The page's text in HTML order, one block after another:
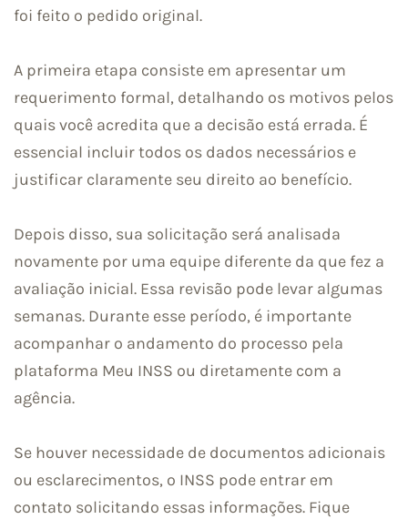
foi feito o pedido original.
A primeira etapa consiste em apresentar um
requerimento formal, detalhando os motivos pelos
quais você acredita que a decisão está errada. É
essencial incluir todos os dados necessários e
justificar claramente seu direito ao benefício.
Depois disso, sua solicitação será analisada
novamente por uma equipe diferente da que fez a
avaliação inicial. Essa revisão pode levar algumas
semanas. Durante esse período, é importante
acompanhar o andamento do processo pela
plataforma Meu INSS ou diretamente com a
agência.
Se houver necessidade de documentos adicionais
ou esclarecimentos, o INSS pode entrar em
contato solicitando essas informações. Fique